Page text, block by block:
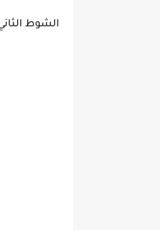
الشوط